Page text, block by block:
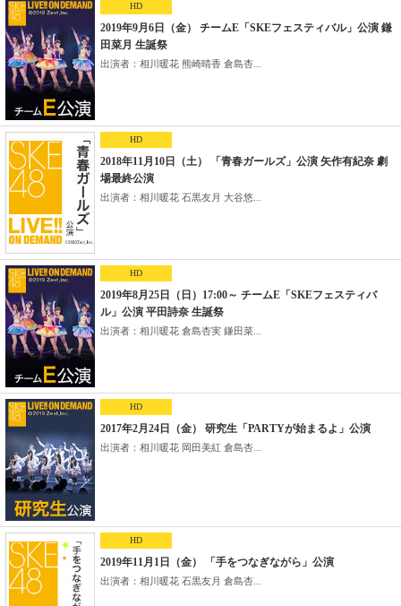
HD
2019年9月6日（金） チームE「SKEフェスティバル」公演 鎌
田菜月 生誕祭
出演者：相川暖花 熊崎晴香 倉島杏...
HD
2018年11月10日（土） 「青春ガールズ」公演 矢作有紀奈 劇
場最終公演
出演者：相川暖花 石黒友月 大谷悠...
HD
2019年8月25日（日）17:00～ チームE「SKEフェスティバ
ル」公演 平田詩奈 生誕祭
出演者：相川暖花 倉島杏実 鎌田菜...
HD
2017年2月24日（金） 研究生「PARTYが始まるよ」公演
出演者：相川暖花 岡田美紅 倉島杏...
HD
2019年11月1日（金） 「手をつなぎながら」公演
出演者：相川暖花 石黒友月 倉島杏...